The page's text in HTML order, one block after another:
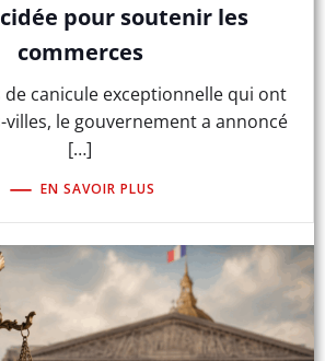
pour soutenir les
commerces
de canicule exceptionnelle qui ont
villes, le gouvernement a annoncé
[…]
EN SAVOIR PLUS